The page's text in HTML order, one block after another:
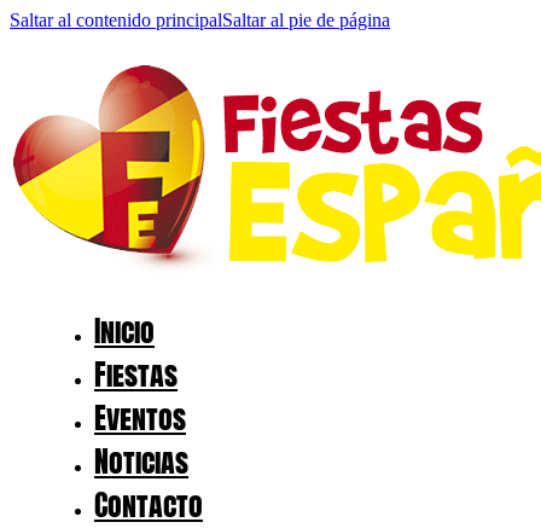
Saltar al contenido principalSaltar al pie de página
Inicio
Fiestas
Eventos
Noticias
Contacto